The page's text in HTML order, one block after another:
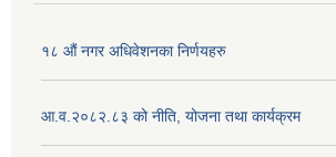
१८ औं नगर अधिवेशनका निर्णयहरु
आ.व.२०८२.८३ को नीति, योजना तथा कार्यक्रम